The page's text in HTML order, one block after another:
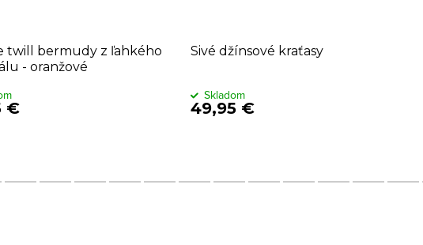
twill bermudy z ľahkého
- oranžové
€
Sivé džínsové kraťasy
49,95 €
Skladom